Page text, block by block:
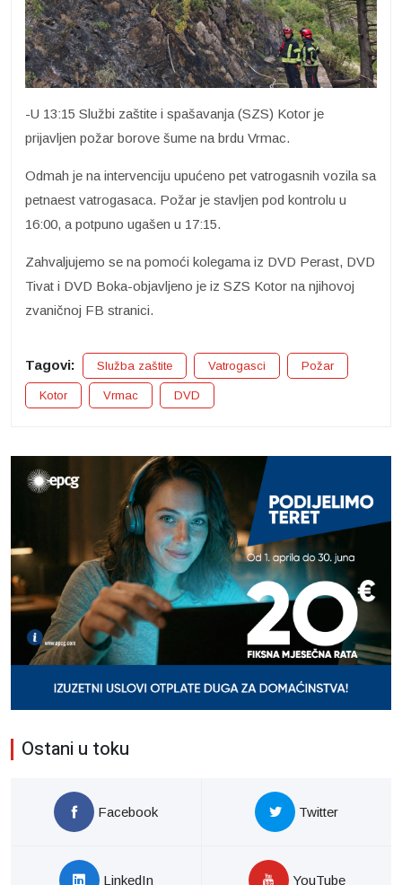
-U 13:15 Službi zaštite i spašavanja (SZS) Kotor je
prijavljen požar borove šume na brdu Vrmac.
Odmah je na intervenciju upućeno pet vatrogasnih vozila sa
petnaest vatrogasaca. Požar je stavljen pod kontrolu u
16:00, a potpuno ugašen u 17:15.
Zahvaljujemo se na pomoći kolegama iz DVD Perast, DVD
Tivat i DVD Boka-objavljeno je iz SZS Kotor na njihovoj
zvaničnoj FB stranici.
Tagovi: Služba zaštite Vatrogasci Požar
Kotor Vrmac DVD
Ostani u toku
Facebook Twitter
LinkedIn YouTube